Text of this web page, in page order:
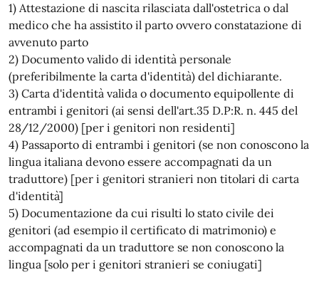
1) Attestazione di nascita rilasciata dall'ostetrica o dal
medico che ha assistito il parto ovvero constatazione di
avvenuto parto
2) Documento valido di identità personale
(preferibilmente la carta d'identità) del dichiarante.
3) Carta d'identità valida o documento equipollente di
entrambi i genitori (ai sensi dell'art.35 D.P:R. n. 445 del
28/12/2000) [per i genitori non residenti]
4) Passaporto di entrambi i genitori (se non conoscono la
lingua italiana devono essere accompagnati da un
traduttore) [per i genitori stranieri non titolari di carta
d'identità]
5) Documentazione da cui risulti lo stato civile dei
genitori (ad esempio il certificato di matrimonio) e
accompagnati da un traduttore se non conoscono la
lingua [solo per i genitori stranieri se coniugati]